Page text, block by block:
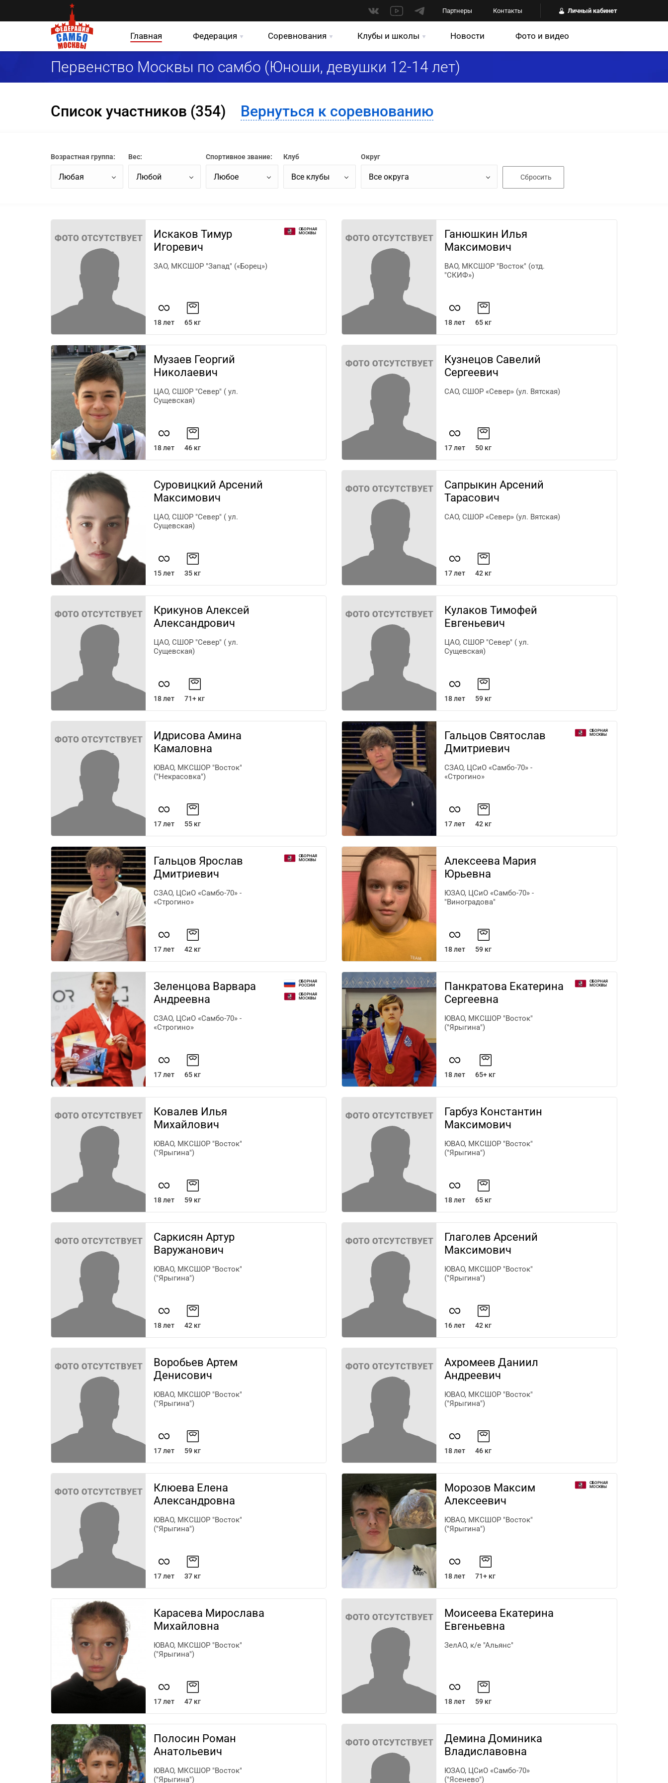
Партнеры Контакты Личный кабинет
Главная Федерация Соревнования Клубы и школы Новости Фото и видео
Первенство Москвы по самбо (Юноши, девушки 12-14 лет)
Список участников (354) Вернуться к соревнованию
Возрастная группа:
Любая
Вес:
Любой
Спортивное звание:
Любое
Клуб
Все клубы
Округ
Все округа Сбросить
Искаков Тимур
Игоревич
ЗАО, МКСШОР "Запад" («Борец»)
СБОРНАЯ
МОСКВЫ
18 лет 65 кг
Ганюшкин Илья
Максимович
ВАО, МКСШОР "Восток" (отд.
"СКИФ»)
18 лет 65 кг
Музаев Георгий
Николаевич
ЦАО, СШОР "Север" ( ул.
Сущевская)
18 лет 46 кг
Кузнецов Савелий
Сергеевич
САО, СШОР «Север» (ул. Вятская)
17 лет 50 кг
Суровицкий Арсений
Максимович
ЦАО, СШОР "Север" ( ул.
Сущевская)
15 лет 35 кг
Сапрыкин Арсений
Тарасович
САО, СШОР «Север» (ул. Вятская)
17 лет 42 кг
Крикунов Алексей
Александрович
ЦАО, СШОР "Север" ( ул.
Сущевская)
18 лет 71+ кг
Кулаков Тимофей
Евгеньевич
ЦАО, СШОР "Север" ( ул.
Сущевская)
18 лет 59 кг
Идрисова Амина
Камаловна
ЮВАО, МКСШОР "Восток"
("Некрасовка")
17 лет 55 кг
Гальцов Святослав
Дмитриевич
СЗАО, ЦСиО «Самбо-70» -
«Строгино»
СБОРНАЯ
МОСКВЫ
17 лет 42 кг
Гальцов Ярослав
Дмитриевич
СЗАО, ЦСиО «Самбо-70» -
«Строгино»
СБОРНАЯ
МОСКВЫ
17 лет 42 кг
Алексеева Мария
Юрьевна
ЮЗАО, ЦСиО «Самбо-70» -
"Виноградова"
18 лет 59 кг
Зеленцова Варвара
Андреевна
СЗАО, ЦСиО «Самбо-70» -
«Строгино»
СБОРНАЯ
РОССИИ
СБОРНАЯ
МОСКВЫ
17 лет 65 кг
Панкратова Екатерина
Сергеевна
ЮВАО, МКСШОР "Восток"
("Ярыгина")
СБОРНАЯ
МОСКВЫ
18 лет 65+ кг
Ковалев Илья
Михайлович
ЮВАО, МКСШОР "Восток"
("Ярыгина")
18 лет 59 кг
Гарбуз Константин
Максимович
ЮВАО, МКСШОР "Восток"
("Ярыгина")
18 лет 65 кг
Саркисян Артур
Варужанович
ЮВАО, МКСШОР "Восток"
("Ярыгина")
18 лет 42 кг
Глаголев Арсений
Максимович
ЮВАО, МКСШОР "Восток"
("Ярыгина")
16 лет 42 кг
Воробьев Артем
Денисович
ЮВАО, МКСШОР "Восток"
("Ярыгина")
17 лет 59 кг
Ахромеев Даниил
Андреевич
ЮВАО, МКСШОР "Восток"
("Ярыгина")
18 лет 46 кг
Клюева Елена
Александровна
ЮВАО, МКСШОР "Восток"
("Ярыгина")
17 лет 37 кг
Морозов Максим
Алексеевич
ЮВАО, МКСШОР "Восток"
("Ярыгина")
СБОРНАЯ
МОСКВЫ
18 лет 71+ кг
Карасева Мирослава
Михайловна
ЮВАО, МКСШОР "Восток"
("Ярыгина")
17 лет 47 кг
Моисеева Екатерина
Евгеньевна
ЗелАО, к/е "Альянс"
18 лет 59 кг
Полосин Роман
Анатольевич
ЮВАО, МКСШОР "Восток"
("Ярыгина")
Демина Доминика
Владиславовна
ЮЗАО, ЦСиО «Самбо-70»
("Ясенево")